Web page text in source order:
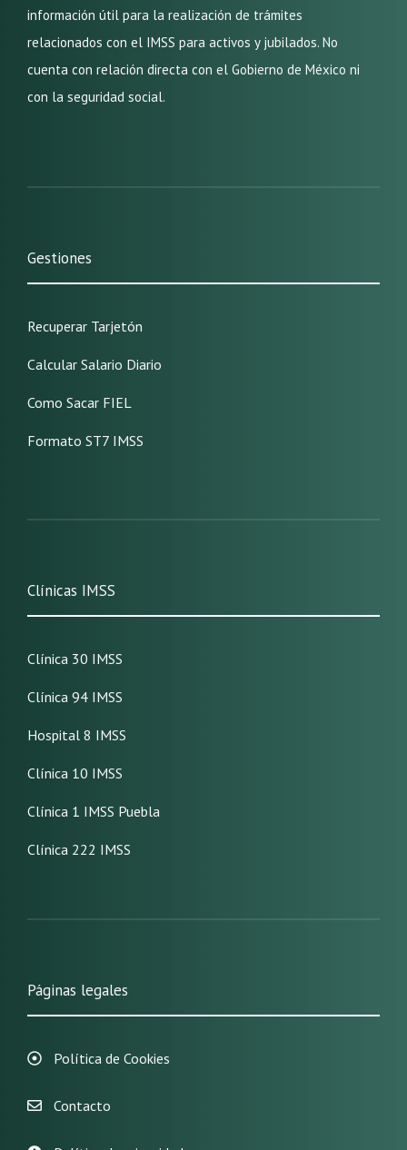
información útil para la realización de trámites
relacionados con el IMSS para activos y jubilados. No
cuenta con relación directa con el Gobierno de México ni
con la seguridad social.
Gestiones
Recuperar Tarjetón
Calcular Salario Diario
Como Sacar FIEL
Formato ST7 IMSS
Clínicas IMSS
Clínica 30 IMSS
Clínica 94 IMSS
Hospital 8 IMSS
Clínica 10 IMSS
Clínica 1 IMSS Puebla
Clínica 222 IMSS
Páginas legales
Política de Cookies
Contacto